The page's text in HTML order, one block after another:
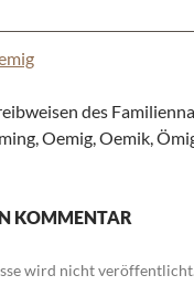
des
Oemig, Oemik,
KOMMENTAR
wird nicht veröffentlicht.